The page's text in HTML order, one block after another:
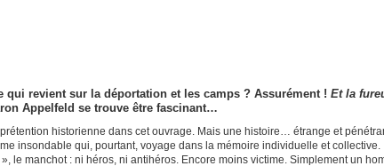
revient sur la déportation et les camps ? Assurément ! Et la
Appelfeld se trouve être fascinant…
historienne dans cet ouvrage. Mais une histoire… étrange et
insondable qui, pourtant, voyage dans la mémoire individuelle et collective.
le manchot : ni héros, ni antihéros. Encore moins victime. Simplement un